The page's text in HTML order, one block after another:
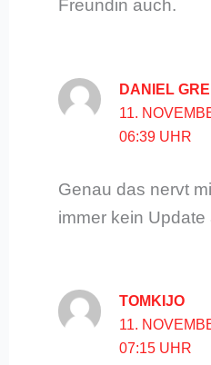
Freundin auch.
DANIEL
11.
06:39 UHR
Genau das nervt
immer kein Update
TOMKIJO
11.
07:15 UHR